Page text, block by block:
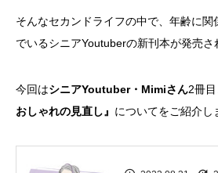
そんなセカンドライフの中で、年齢に関
でいるシニアYoutuberの新刊本が発売さ
今回はシニアYoutuber・Mimiさん2冊
おしゃれの見直し』 についてをご紹介し